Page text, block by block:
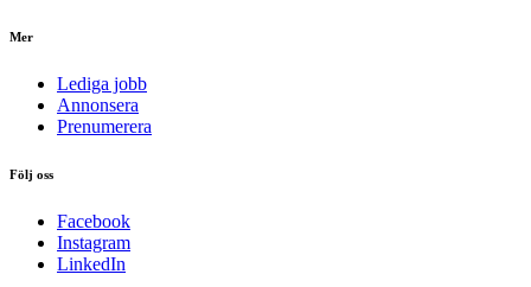
Mer
Lediga jobb
Annonsera
Prenumerera
Följ oss
Facebook
Instagram
LinkedIn